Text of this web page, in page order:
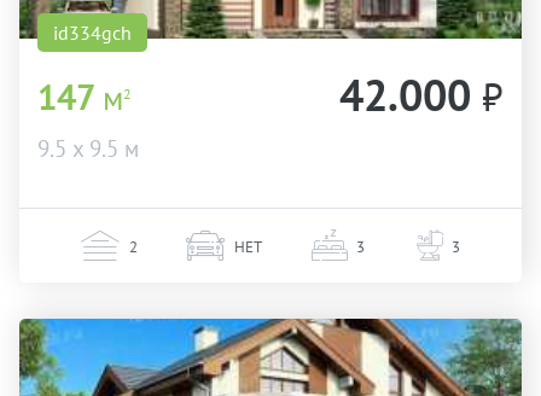
id334gch
147 м2
9.5 х 9.5 м
42.000 ₽
2 НЕТ 3 3